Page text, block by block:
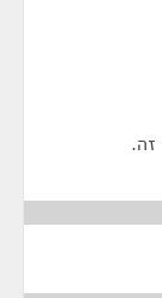
זה.